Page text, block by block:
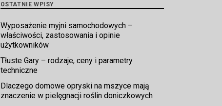
OSTATNIE WPISY
Wyposażenie myjni samochodowych –
właściwości, zastosowania i opinie
użytkowników
Tłuste Gary – rodzaje, ceny i parametry
techniczne
Dlaczego domowe opryski na mszyce mają
znaczenie w pielęgnacji roślin doniczkowych